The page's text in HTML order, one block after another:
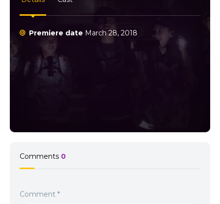
Premiere date March 28, 2018
Comments 0
Comment *